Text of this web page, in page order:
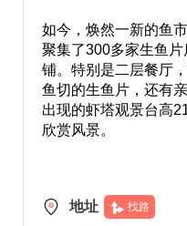
如今，焕然一新的鱼
聚集了300多家生鱼
铺。特别是二层餐厅
鱼切的生鱼片，还有
出现的虾塔观景台高
欣赏风景。
地址 找路